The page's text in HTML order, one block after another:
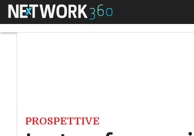
Menu
PROSPETTIVE